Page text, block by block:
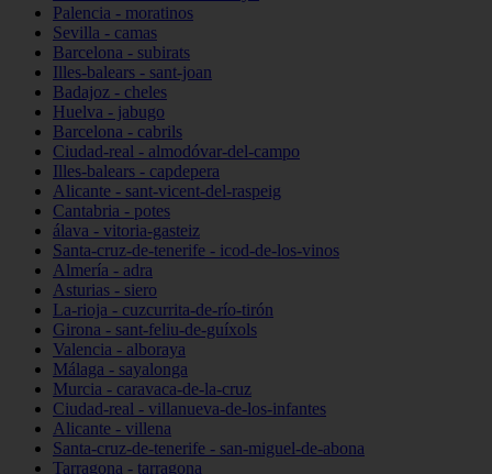
Palencia - moratinos
Sevilla - camas
Barcelona - subirats
Illes-balears - sant-joan
Badajoz - cheles
Huelva - jabugo
Barcelona - cabrils
Ciudad-real - almodóvar-del-campo
Illes-balears - capdepera
Alicante - sant-vicent-del-raspeig
Cantabria - potes
álava - vitoria-gasteiz
Santa-cruz-de-tenerife - icod-de-los-vinos
Almería - adra
Asturias - siero
La-rioja - cuzcurrita-de-río-tirón
Girona - sant-feliu-de-guíxols
Valencia - alboraya
Málaga - sayalonga
Murcia - caravaca-de-la-cruz
Ciudad-real - villanueva-de-los-infantes
Alicante - villena
Santa-cruz-de-tenerife - san-miguel-de-abona
Tarragona - tarragona